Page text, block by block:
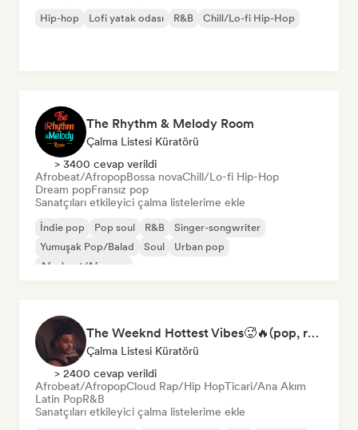
Hip-hop Lofi yatak odası R&B Chill/Lo-fi Hip-Hop
The Rhythm & Melody Room
Çalma Listesi Küratörü
> 3400 cevap verildi
Afrobeat/AfropopBossa novaChill/Lo-fi Hip-Hop
Dream popFransız pop
Sanatçıları etkileyici çalma listelerime ekle
İndie pop Pop soul R&B
Singer-songwriter
Yumuşak Pop/Balad
Soul
Urban pop
Afrobeat/Afropop
The Weeknd Hottest Vibes🥵🔥(pop, rock, rnb, hiphop, sexy, dark, sad, chill, melancholy, moody, vibe)
Çalma Listesi Küratörü
> 2400 cevap verildi
Afrobeat/AfropopCloud Rap/Hip HopTicari/Ana Akım
Latin PopR&B
Sanatçıları etkileyici çalma listelerime ekle